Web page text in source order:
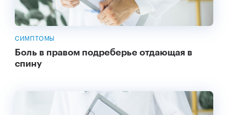
СИМПТОМЫ
Боль в правом подреберье отдающая в
спину